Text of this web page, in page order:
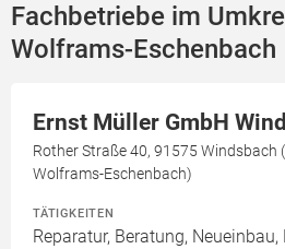
Fachbetriebe im
Wolframs-Eschenbach
Ernst Müller GmbH
Rother Straße 40, 91575 Windsbach
Wolframs-Eschenbach)
TÄTIGKEITEN
Reparatur, Beratung, Neueinbau,